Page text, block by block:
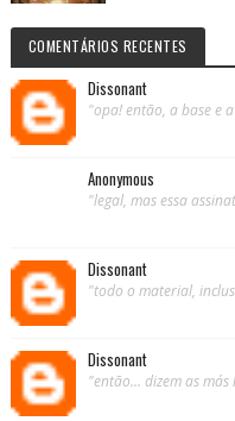
COMENTÁRIOS RECENTES
Dissonant
"opa! então, a base e
Anonymous
"legal, mas essa
Dissonant
"todo o material,
Dissonant
"então... dizem as